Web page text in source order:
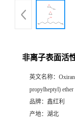
非离子表面活
英文名称：
propylheptyl) ether
品牌： 鑫红利
产地： 湖北